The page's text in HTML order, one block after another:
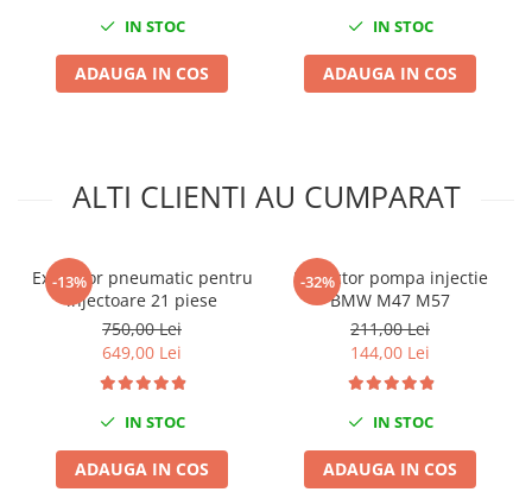
Peugeot
Suzuki
Universale
Volkswagen
Scule pentru tinichigerie
Scule Pneumatice
Accesorii Pneumatice
IN STOC
ADAUGA IN COS
IN STOC
ADAUGA IN COS
ALTI CLIENTI AU CUMPARAT
-13%
Extractor pneumatic pentru
injectoare 21 piese
750,00 Lei
649,00 Lei
IN STOC
ADAUGA IN COS
-32%
Extractor pompa injectie
BMW M47 M57
211,00 Lei
144,00 Lei
IN STOC
ADAUGA IN COS